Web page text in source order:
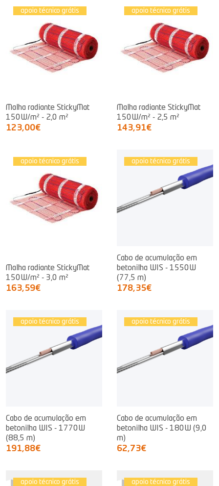
apoio técnico grátis
Malha radiante StickyMat
150W/m² - 2,0 m²
123,00€
apoio técnico grátis
Malha radiante StickyMat
150W/m² - 2,5 m²
143,91€
apoio técnico grátis
Malha radiante StickyMat
150W/m² - 3,0 m²
163,59€
apoio técnico grátis
Cabo de acumulação em
betonilha WIS - 1550W
(77,5 m)
178,35€
apoio técnico grátis
Cabo de acumulação em
betonilha WIS - 1770W
(88,5 m)
191,88€
apoio técnico grátis
Cabo de acumulação em
betonilha WIS - 180W (9,0
m)
62,73€
apoio técnico grátis apoio técnico grátis